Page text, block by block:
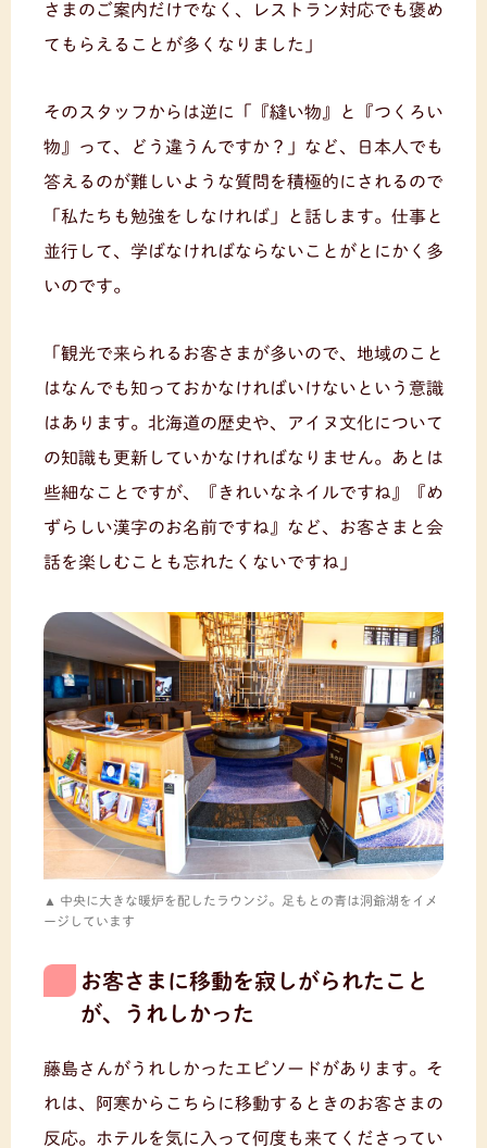
さまのご案内だけでなく、レストラン対応でも褒め
てもらえることが多くなりました」
そのスタッフからは逆に「『縫い物』と『つくろい
物』って、どう違うんですか？」など、日本人でも
答えるのが難しいような質問を積極的にされるので
「私たちも勉強をしなければ」と話します。仕事と
並行して、学ばなければならないことがとにかく多
いのです。
「観光で来られるお客さまが多いので、地域のこと
はなんでも知っておかなければいけないという意識
はあります。北海道の歴史や、アイヌ文化について
の知識も更新していかなければなりません。あとは
些細なことですが、『きれいなネイルですね』『め
ずらしい漢字のお名前ですね』など、お客さまと会
話を楽しむことも忘れたくないですね」
中央に大きな暖炉を配したラウンジ。足もとの青は洞爺湖をイメ
ージしています
お客さまに移動を寂しがられたこと
が、うれしかった
藤島さんがうれしかったエピソードがあります。そ
れは、阿寒からこちらに移動するときのお客さまの
反応。ホテルを気に入って何度も来てくださってい